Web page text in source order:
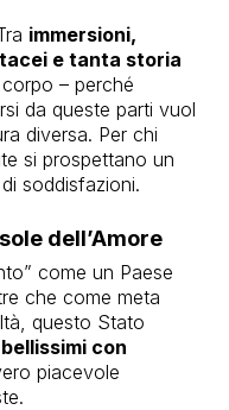
immersioni,
e tanta storia
– perché
da queste parti vuol
diversa. Per chi
si prospettano un
soddisfazioni.
dell’Amore
come un Paese
che come meta
questo Stato
con
piacevole